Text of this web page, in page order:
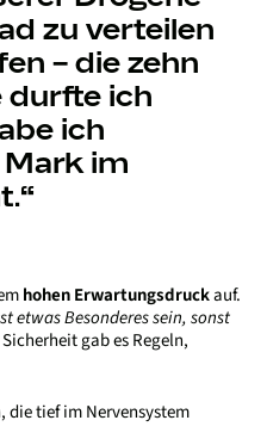
zu verteilen
– die zehn
durfte ich
ich
im
hohen Erwartungsdruckauf.
etwas Besonderes sein, sonst
gab es Regeln,
die tief im Nervensystem